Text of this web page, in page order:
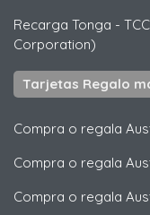
Recarga Tonga -
Corporation)
Tarjetas Regalo
Compra o regala
Compra o regala
Compra o regala